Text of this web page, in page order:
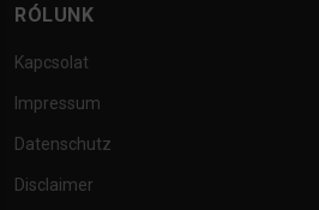
RÓLUNK
Kapcsolat
Impressum
Datenschutz
Disclaimer